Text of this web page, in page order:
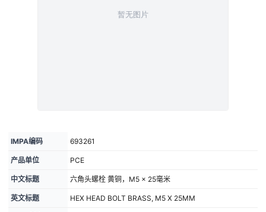
IMPA编码 693261
产品单位 PCE
中文标题 六角头螺栓 黄铜，M5 × 25毫米
英文标题 HEX HEAD BOLT BRASS, M5 X 25MM